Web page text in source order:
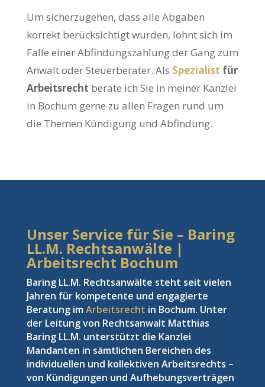
Um sicherzugehen, dass alle Abgaben
korrekt berücksichtigt wurden, lohnt sich im
Falle einer Abfindungszahlung der Gang zum
Anwalt oder Steuerberater. Als Spezialist für
Arbeitsrecht berate ich Sie in meiner Kanzlei
in Bochum gerne zu allen Fragen rund um
die Themen Kündigung und Abfindung.
Unser Service für Sie – Baring
LL.M. Rechtsanwälte |
Arbeitsrecht Bochum
Baring LL.M. Rechtsanwälte steht seit vielen
Jahren für kompetente und engagierte
Beratung imArbeitsrecht in Bochum. Unter
der Leitung von Rechtsanwalt Matthias
Baring LL.M. unterstützt die Kanzlei
Mandanten in sämtlichen Bereichen des
individuellen und kollektiven Arbeitsrechts –
von Kündigungen und Aufhebungsverträgen